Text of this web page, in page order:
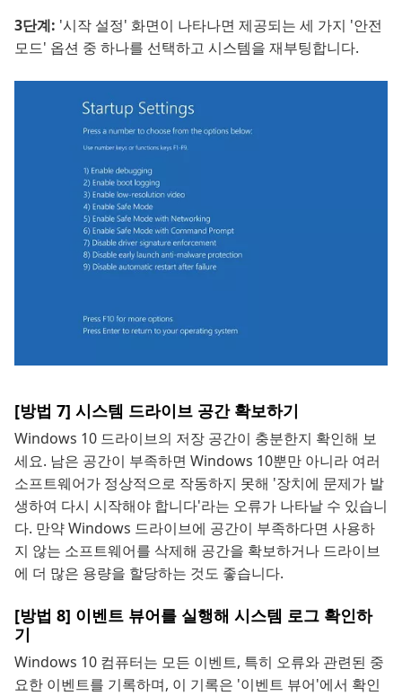
3단계: '시작 설정' 화면이 나타나면 제공되는 세 가지 '안전
모드' 옵션 중 하나를 선택하고 시스템을 재부팅합니다.
[방법 7] 시스템 드라이브 공간 확보하기
Windows 10 드라이브의 저장 공간이 충분한지 확인해 보
세요. 남은 공간이 부족하면 Windows 10뿐만 아니라 여러
소프트웨어가 정상적으로 작동하지 못해 '장치에 문제가 발
생하여 다시 시작해야 합니다'라는 오류가 나타날 수 있습니
다. 만약 Windows 드라이브에 공간이 부족하다면 사용하
지 않는 소프트웨어를 삭제해 공간을 확보하거나 드라이브
에 더 많은 용량을 할당하는 것도 좋습니다.
[방법 8] 이벤트 뷰어를 실행해 시스템 로그 확인하
기
Windows 10 컴퓨터는 모든 이벤트, 특히 오류와 관련된 중
요한 이벤트를 기록하며, 이 기록은 '이벤트 뷰어'에서 확인